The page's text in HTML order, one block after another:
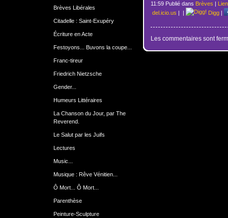
Brèves Libérales
Citadelle : Saint-Exupéry
Écriture en Acte
Festoyons... Buvons la coupe...
Franc-tireur
Friedrich Nietzsche
Gender...
Humeurs Littéraires
La Chanson du Jour, par The
Reverend.
Le Salut par les Juifs
Lectures
Music...
Musique : Rêve Vénitien...
Ô Mort... Ô Mort...
Parenthèse
Peinture-Sculpture
11:59 Publié dans Brèves |
del.icio.us | | Digg|
Les commentaires sont